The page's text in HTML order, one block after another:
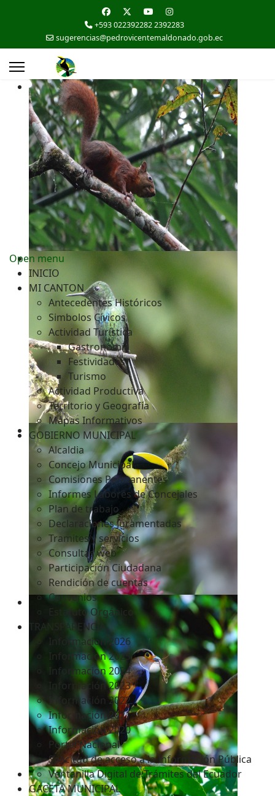
+593 022392282 2392283
sugerencias@pedrovicentemaldonado.gob.ec
Open menu
INICIO
MI CANTON
Antecedentes Históricos
Simbolos Cívicos
Actividad Turística
Gastronomía
Festividades
Turismo
Actividad Productiva
Territorio y Geografía
Mapas Informativos
GOBIERNO MUNICIPAL
Alcaldia
Concejo Municipal
Comisiones Permanentes
Informes Labores de Concejales
Plan de trabajo
Declaraciones Juramentadas
Tramites y servicios
Consultas web
Participación Ciudadana
Rendición de cuentas
Convenios
Estatuto Orgánico
TRANSPARENCIA
Informacion 2026
Informacion 2025
Informacion 2024
Información 2023
Información 2022
Información 2021
Información 2020
Portal Nacional
Solicitud de acceso a la Información Pública
Ventanilla Digital de Trámites del Ecuador
GACETA MUNICIPAL